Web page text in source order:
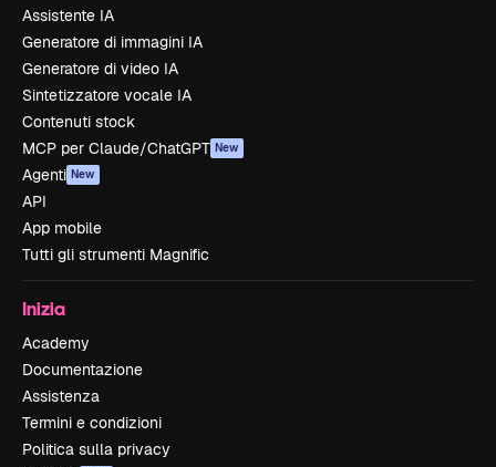
Assistente IA
Generatore di immagini IA
Generatore di video IA
Sintetizzatore vocale IA
Contenuti stock
MCP per Claude/ChatGPT New
Agenti New
API
App mobile
Tutti gli strumenti Magnific
Inizia
Academy
Documentazione
Assistenza
Termini e condizioni
Politica sulla privacy